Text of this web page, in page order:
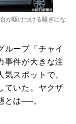
が駆けつける騒ぎにな
ープ「チャイ
事件が大きな注
スポットで、
ていた。ヤクザ
とは──。